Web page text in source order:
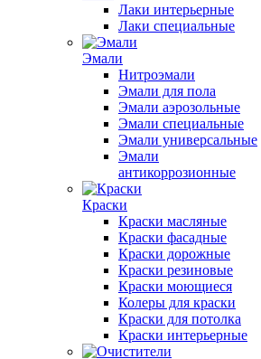
Лаки интерьерные
Лаки специальные
Эмали
Нитроэмали
Эмали для пола
Эмали аэрозольные
Эмали специальные
Эмали универсальные
Эмали
антикоррозионные
Краски
Краски масляные
Краски фасадные
Краски дорожные
Краски резиновые
Краски моющиеся
Колеры для краски
Краски для потолка
Краски интерьерные